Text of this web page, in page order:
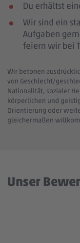
Du erhältst
Wir sind ein
Aufgaben
feiern wir bei
Wir betonen
von Geschlecht/
Nationalität, sozialer
körperlichen und
Orientierung oder
gleichermaßen
Unser